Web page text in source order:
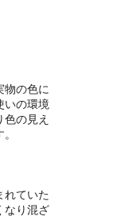
物の色に
いの環境
色の見え
れていた
なり混ざ